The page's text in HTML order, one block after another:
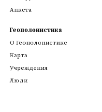
Анкета
Геополонистика
О Геополонистике
Kарта
Учреждения
Люди